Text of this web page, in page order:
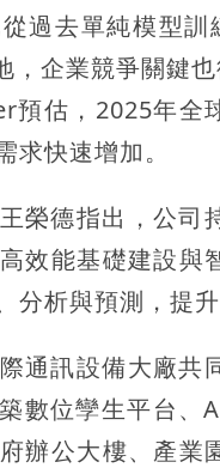
過去單純模型
企業競爭關鍵
估，2025年全
快速增加。
榮德指出，公
效能基礎建設
分析與預測，提
通訊設備大廠
數位孿生平台
辦公大樓、產